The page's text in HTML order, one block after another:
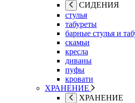
СИДЕНИЯ
стулья
табуреты
барные стулья и
скамьи
кресла
диваны
пуфы
кровати
ХРАНЕНИЕ
ХРАНЕНИЕ